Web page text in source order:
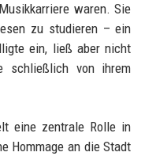
waren. Sie
zu studieren – ein
ein, ließ aber nicht
schließlich von ihrem
eine zentrale Rolle in
Hommage an die Stadt